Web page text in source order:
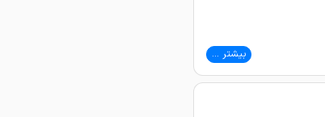
بیشتر ...